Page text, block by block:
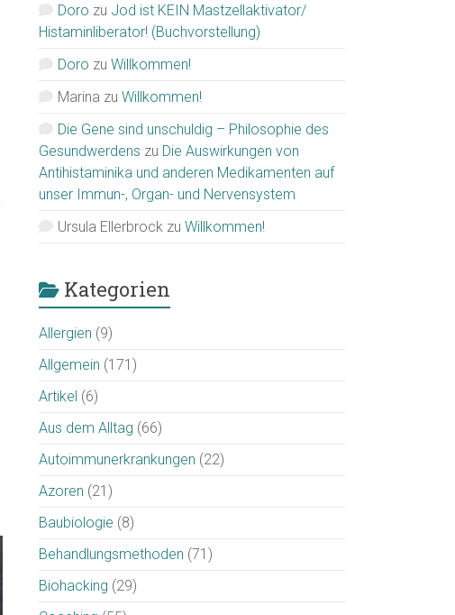
Doro zu Jod ist KEIN Mastzellaktivator/
Histaminliberator! (Buchvorstellung)
Doro zuWillkommen!
Marina zuWillkommen!
Die Gene sind unschuldig – Philosophie des
Gesundwerdens zu Die Auswirkungen von
Antihistaminika und anderen Medikamenten auf
unser Immun-, Organ- und Nervensystem
Ursula Ellerbrock zuWillkommen!
Kategorien
Allergien (9)
Allgemein (171)
Artikel (6)
Aus dem Alltag (66)
Autoimmunerkrankungen (22)
Azoren (21)
Baubiologie (8)
Behandlungsmethoden (71)
Biohacking (29)